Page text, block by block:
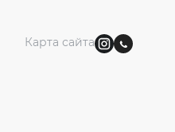
Карта сайта